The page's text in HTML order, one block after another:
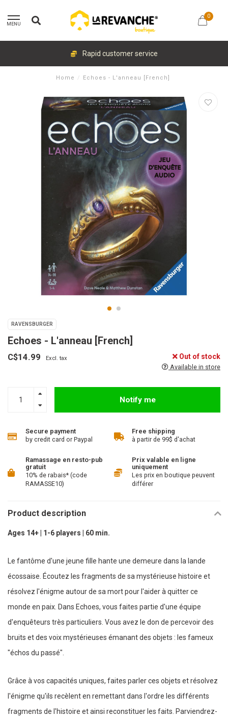
MENU
0
Rapid customer service
Home / Echoes - L'anneau [French]
RAVENSBURGER
Echoes - L'anneau [French]
C$14.99 Excl. tax Out of stock
Available in store
Notify me
Secure payment
by credit card or Paypal
Free shipping
à partir de 99$ d'achat
Ramassage en resto-pub
gratuit
10% de rabais* (code
RAMASSE10)
Prix valable en ligne
uniquement
Les prix en boutique peuvent
différer
Product description
Ages 14+ | 1-6 players | 60 min.
Le fantôme d'une jeune fille hante une demeure dans la lande
écossaise. Écoutez les fragments de sa mystérieuse histoire et
résolvez l'énigme autour de sa mort pour l'aider à quitter ce
monde en paix. Dans Echoes, vous faites partie d'une équipe
d'enquêteurs très particuliers. Vous avez le don de percevoir des
bruits et des voix mystérieuses émanant des objets : les fameux
"échos du passé".
Grâce à vos capacités uniques, faites parler ces objets et résolvez
l'énigme qu'ils recèlent en remettant dans l'ordre les différents
fragments de l'histoire et ainsi reconstituer les faits. Parviendrez-